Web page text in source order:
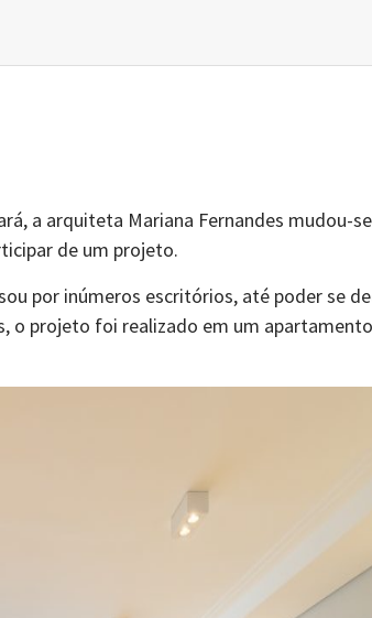
a arquiteta Mariana Fernandes mudou-
de um projeto.
por inúmeros escritórios, até poder se
o projeto foi realizado em um